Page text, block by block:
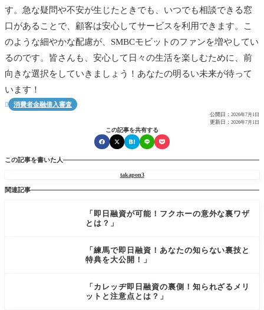
す。急な疑問や不安が生じたときでも、いつでも相談できる窓
口があることで、顧客は安心してサービスを利用できます。こ
のような細やかな配慮が、SMBCモビットのファンを増やしてい
るのです。皆さんも、安心して日々の生活を楽しむために、前
向きな選択をしていきましょう！あなたの明るい未来が待って
います！
 消費者金融借入審査
公開日： 2026年7月1日
更新日： 2026年7月1日
この記事を共有する
この記事を書いた人
takapon3
関連記事
「即日融資が可能！フクホーの意外な裏ワザ
とは？」
「練馬で即日融資！あなたの知らない裏技と
特典を大公開！」
「カレッヂ即日融資の裏側！知られざるメリ
ットと注意点とは？」